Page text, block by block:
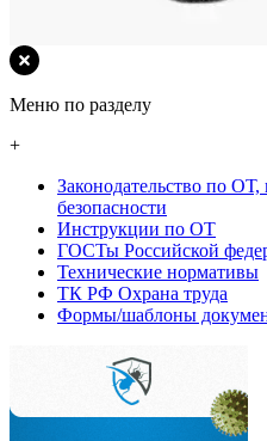
Меню по разделу
+
Законодательство по
безопасности
Инструкции по ОТ
ГОСТы Российской
Технические нормативы
ТК РФ Охрана труда
Формы/шаблоны